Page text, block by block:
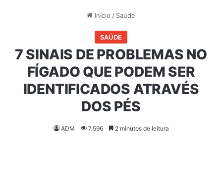
Início / Saúde
SAÚDE
7 SINAIS DE PROBLEMAS NO
FÍGADO QUE PODEM SER
IDENTIFICADOS ATRAVÉS
DOS PÉS
ADM 7.596 2 minutos de leitura